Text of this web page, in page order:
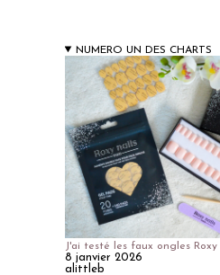
NUMERO UN DES CHARTS
J'ai testé les faux ongles
8 janvier 2026
alittleb